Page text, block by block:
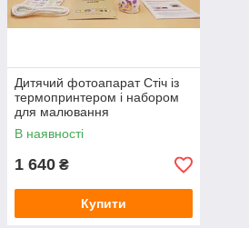
Дитячий фотоапарат Стіч із
термопринтером і набором
для малювання
В наявності
1 640 ₴
Купити